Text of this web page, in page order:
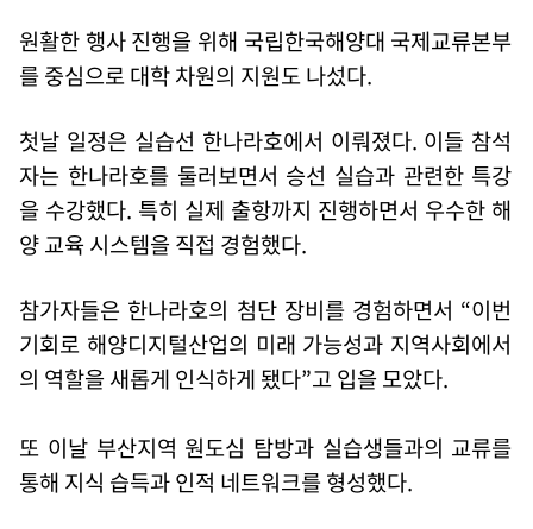
원활한 행사 진행을 위해 국립한국해양대 국제교류본부
를 중심으로 대학 차원의 지원도 나섰다.
첫날 일정은 실습선 한나라호에서 이뤄졌다. 이들 참석
자는 한나라호를 둘러보면서 승선 실습과 관련한 특강
을 수강했다. 특히 실제 출항까지 진행하면서 우수한 해
양 교육 시스템을 직접 경험했다.
참가자들은 한나라호의 첨단 장비를 경험하면서 “이번
기회로 해양디지털산업의 미래 가능성과 지역사회에서
의 역할을 새롭게 인식하게 됐다”고 입을 모았다.
또 이날 부산지역 원도심 탐방과 실습생들과의 교류를
통해 지식 습득과 인적 네트워크를 형성했다.